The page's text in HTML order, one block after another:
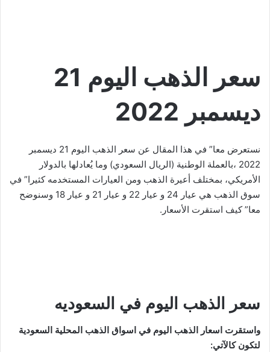
سعر الذهب اليوم 21
ديسمبر 2022
نستعرض معا” في هذا المقال عن سعر الذهب اليوم 21 ديسمبر
2022 ،بالعملة الوطنية (الريال السعودي) وما يُعادلها بالدولار
الأمريكي، بمختلف أعيرة الذهب ومن العيارات المستخدمه كثيرا” في
سوق الذهب هي عيار 24 و عيار 22 و عيار 21 و عيار 18 وسنوضح
معا” كيف استقرت الأسعار.
سعر الذهب اليوم في السعوديه
واستقرت اسعار الذهب اليوم في اسواق الذهب المحلية السعودية
لتكون كالآتي: